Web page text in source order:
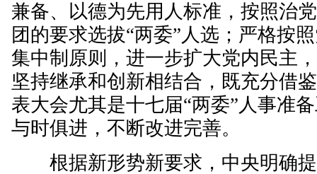
兼备、以德为先用人标准，按照治
团的要求选拔“两委”人选；严格按
集中制原则，进一步扩大党内民主
坚持继承和创新相结合，既充分借
表大会尤其是十七届“两委”人事准
与时俱进，不断改进完善。
根据新形势新要求，中央明确